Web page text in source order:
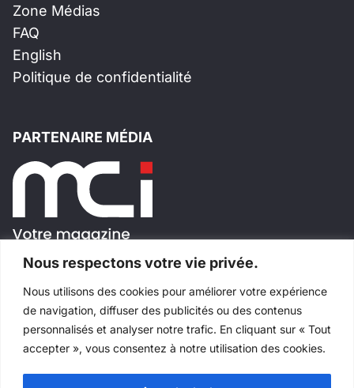
Nous respectons votre vie privée.
Nous utilisons des cookies pour améliorer votre expérience
de navigation, diffuser des publicités ou des contenus
personnalisés et analyser notre trafic. En cliquant sur « Tout
accepter », vous consentez à notre utilisation des cookies.
Zone Médias
FAQ
English
Politique de confidentialité
PARTENAIRE MÉDIA
SUIVEZ-NOUS!